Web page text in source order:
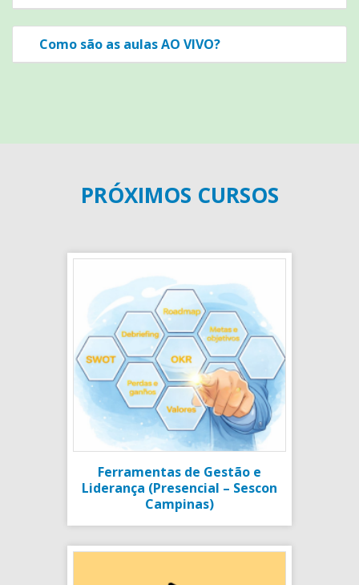
Como são as aulas AO VIVO?
PRÓXIMOS CURSOS
Ferramentas de Gestão e
Liderança (Presencial – Sescon
Campinas)